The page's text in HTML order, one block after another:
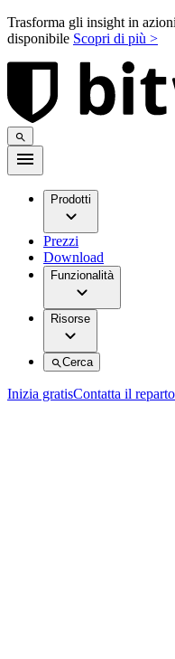
Trasforma gli insight in
disponibile Scopri di più >
Prodotti
Prezzi
Download
Funzionalità
Risorse
Cerca
Inizia gratisContatta il